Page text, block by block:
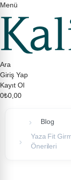
Menü
Ara
Giriş Yap
Kayıt Ol
0₺0,00
Blog
Yaza Fit
Önerileri